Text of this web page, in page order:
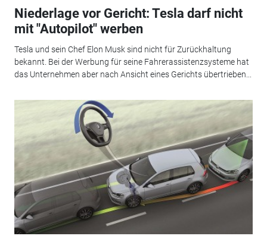
Niederlage vor Gericht: Tesla darf nicht
mit "Autopilot" werben
Tesla und sein Chef Elon Musk sind nicht für Zurückhaltung
bekannt. Bei der Werbung für seine Fahrerassistenzsysteme hat
das Unternehmen aber nach Ansicht eines Gerichts übertrieben...